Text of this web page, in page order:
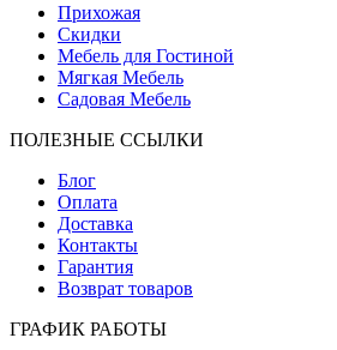
Прихожая
Скидки
Мебель для Гостиной
Мягкая Мебель
Садовая Мебель
ПОЛЕЗНЫЕ ССЫЛКИ
Блог
Оплата
Доставка
Контакты
Гарантия
Возврат товаров
ГРАФИК РАБОТЫ